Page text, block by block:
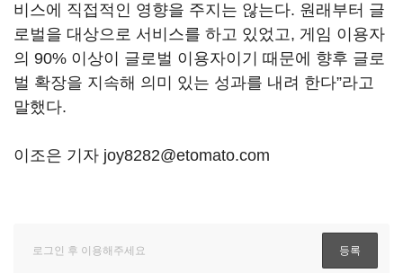
비스에 직접적인 영향을 주지는 않는다. 원래부터 글
로벌을 대상으로 서비스를 하고 있었고, 게임 이용자
의 90% 이상이 글로벌 이용자이기 때문에 향후 글로
벌 확장을 지속해 의미 있는 성과를 내려 한다”라고
말했다.
이조은 기자 joy8282@etomato.com